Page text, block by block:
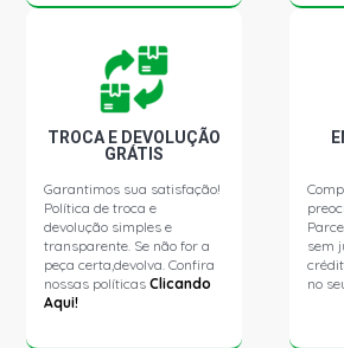
TROCA E DEVOLUÇÃO
GRÁTIS
Garantimos sua satisfação!
Política de troca e
devolução simples e
transparente. Se não for a
peça certa,devolva. Confira
nossas políticasClicando
Aqui!
sem
no